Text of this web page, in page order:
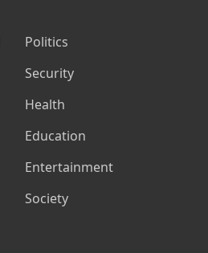
Politics
Security
Health
Education
Entertainment
Society